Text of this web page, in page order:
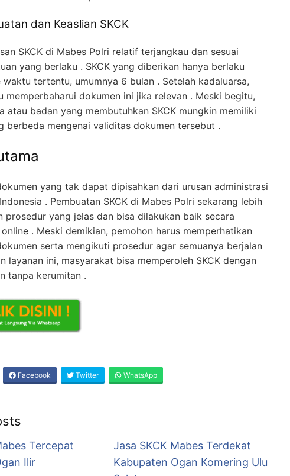
dan Keaslian SKCK
SKCK di Mabes Polri relatif terjangkau dan sesuai
yang berlaku . SKCK yang diberikan hanya berlaku
tertentu, umumnya 6 bulan . Setelah kadaluarsa,
memperbaharui dokumen ini jika relevan . Meski begitu,
atau badan yang membutuhkan SKCK mungkin memiliki
berbeda mengenai validitas dokumen tersebut .
yang tak dapat dipisahkan dari urusan administrasi
. Pembuatan SKCK di Mabes Polri sekarang lebih
prosedur yang jelas dan bisa dilakukan baik secara
. Meski demikian, pemohon harus memperhatikan
serta mengikuti prosedur agar semuanya berjalan
layanan ini, masyarakat bisa memperoleh SKCK dengan
tanpa kerumitan .
Facebook Twitter WhatsApp
Tercepat
Ilir
Jasa SKCK Mabes Terdekat
Kabupaten Ogan Komering Ulu